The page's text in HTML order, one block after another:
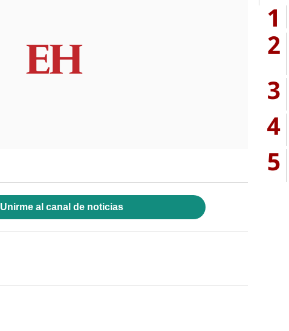
Unirme al canal de noticias
1
2
3
4
5